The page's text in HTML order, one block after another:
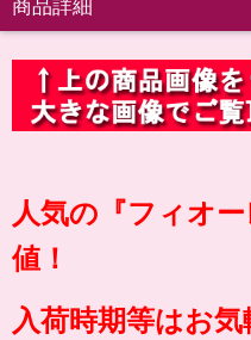
商品詳細
人気の『フィオ
値！
入荷時期等はお